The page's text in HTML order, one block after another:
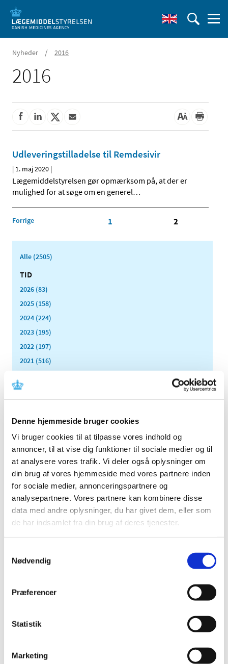
Denne hjemmeside bruger cookies
Vi bruger cookies til at tilpasse vores indhold og
annoncer, til at vise dig funktioner til sociale medier og til
at analysere vores trafik. Vi deler også oplysninger om
din brug af vores hjemmeside med vores partnere inden
for sociale medier, annonceringspartnere og
analysepartnere. Vores partnere kan kombinere disse
data med andre oplysninger, du har givet dem, eller som
de har indsamlet fra din brug af deres tjenester.
Nødvendig
Præferencer
Statistik
Marketing
Nyheder / 2016
2016
Udleveringstilladelse til Remdesivir
| 1. maj 2020 |
Lægemiddelstyrelsen gør opmærksom på, at der er
mulighed for at søge om en generel…
Forrige 1 2
Alle (2505)
TID
2026 (83)
2025 (158)
2024 (224)
2023 (195)
2022 (197)
2021 (516)
november (33)
september (20)
august (17)
juli (11)
juni (21)
maj (21)
april (24)
marts (42)
februar (12)
2018 (150)
2016 (167)
2014 (44)